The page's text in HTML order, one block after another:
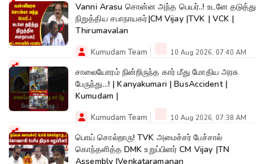
Vanni Arasu சொன்ன அந்த பெயர்..! உடனே தடுத்து
நிறுத்திய சபாநாயகர்|CM Vijay |TVK | VCK |
Thirumavalan
Kumudam Team 10 Aug 2026, 07:40 AM
சாலையோரம் நின்றிருந்த கார் மீது மோதிய அரசு
பேருந்து...! | Kanyakumari | BusAccident |
Kumudam |
Kumudam Team 10 Aug 2026, 07:38 AM
பொய் சொல்றாரு! TVK அமைச்சர் பேச்சால்
கொந்தளித்த DMK உறுப்பினர் CM Vijay |TN
Assembly |Venkataramanan